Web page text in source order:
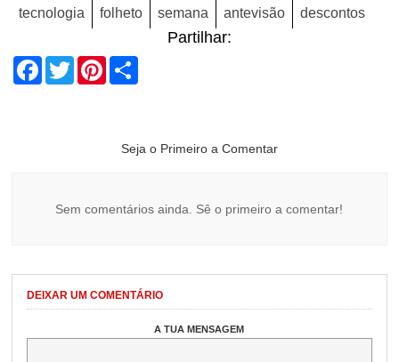
tecnologia folheto semana antevisão descontos
Partilhar:
Facebook
TwitterPinterest
Seja o Primeiro a Comentar
Sem comentários ainda. Sê o primeiro a comentar!
DEIXAR UM COMENTÁRIO
A TUA MENSAGEM